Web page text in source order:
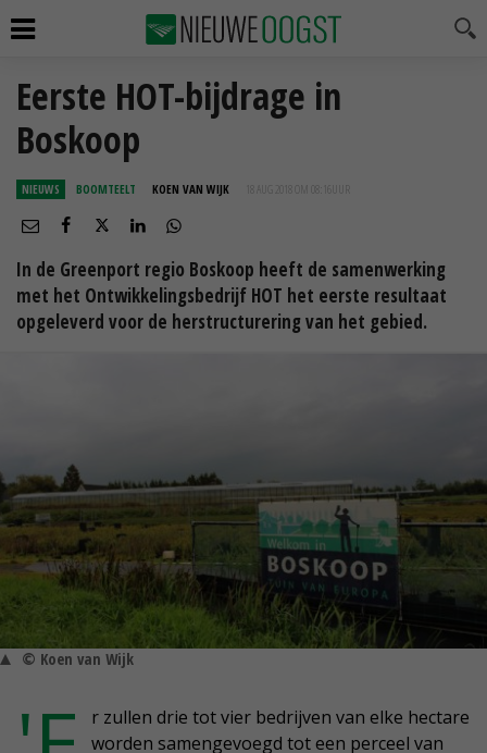
Eerste HOT-bijdrage in
Boskoop
NIEUWS BOOMTEELT KOEN VAN WIJK 18 AUG 2018 OM 08:16
In de Greenport regio Boskoop heeft de samenwerking
met het Ontwikkelingsbedrijf HOT het eerste resultaat
opgeleverd voor de herstructurering van het gebied.
© Koen van Wijk
r zullen drie tot vier bedrijven van elke hectare
worden samengevoegd tot een perceel van